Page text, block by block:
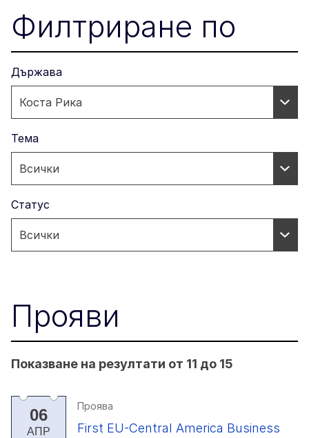
Филтриране по
Държава
Тема
Статус
Прояви
Показване на резултати от 11 до 15
06
АПР
Проява
First EU-Central America Business